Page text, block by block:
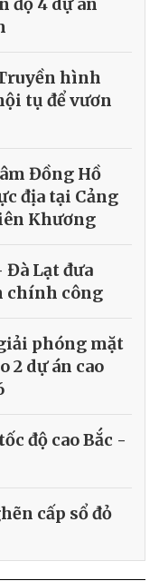
độ 4 dự án
hình
tụ để vươn
Đồng Hồ
địa tại Cảng
Khương
Đà Lạt đưa
chính công
phóng mặt
2 dự án cao
độ cao Bắc -
cấp sổ đỏ